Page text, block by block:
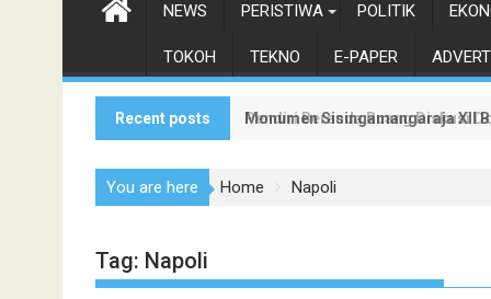
NEWS PERISTIWA POLITIK
TOKOH TEKNO E-PAPER
Recent posts Monumen Sisingamangaraja XII
Pendiri Beranda Ruang Diskusi
You are here Home Napoli
Tag: Napoli